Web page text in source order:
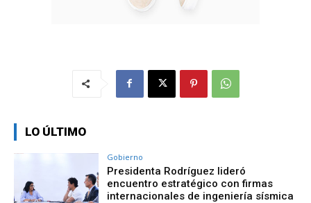
LO ÚLTIMO
Gobierno
Presidenta Rodríguez lideró
encuentro estratégico con firmas
internacionales de ingeniería sísmica